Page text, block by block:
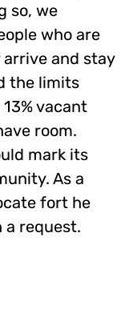
so, we
who are
and stay
the limits
vacant
room.
mark its
As a
fort he
a request.